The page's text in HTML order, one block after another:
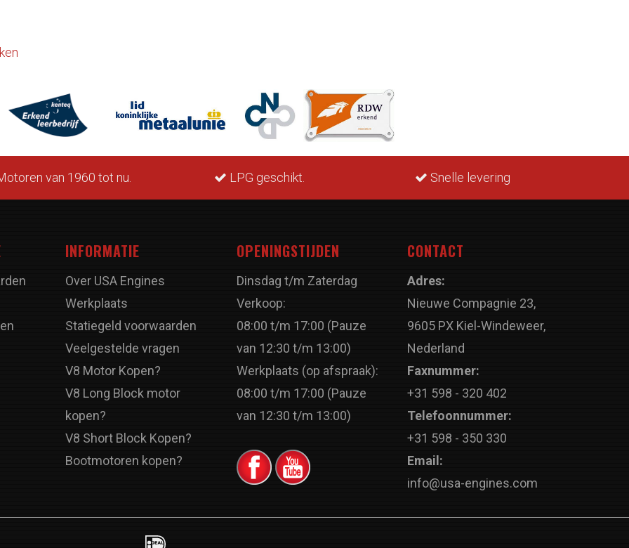
van 1960 tot nu. LPG geschikt. Snelle levering
INFORMATIE
Over USA Engines
Werkplaats
Statiegeld voorwaarden
Veelgestelde vragen
V8 Motor Kopen?
V8 Long Block motor
kopen?
V8 Short Block Kopen?
Bootmotoren kopen?
OPENINGSTIJDEN
Dinsdag t/m Zaterdag
Verkoop:
08:00 t/m 17:00 (Pauze
van 12:30 t/m 13:00)
Werkplaats (op afspraak):
08:00 t/m 17:00 (Pauze
van 12:30 t/m 13:00)
CONTACT
Adres:
Nieuwe Compagnie 23,
9605 PX Kiel-Windeweer,
Nederland
Faxnummer:
+31 598 - 320 402
Telefoonnummer:
+31 598 - 350 330
Email:
info@usa-engines.com